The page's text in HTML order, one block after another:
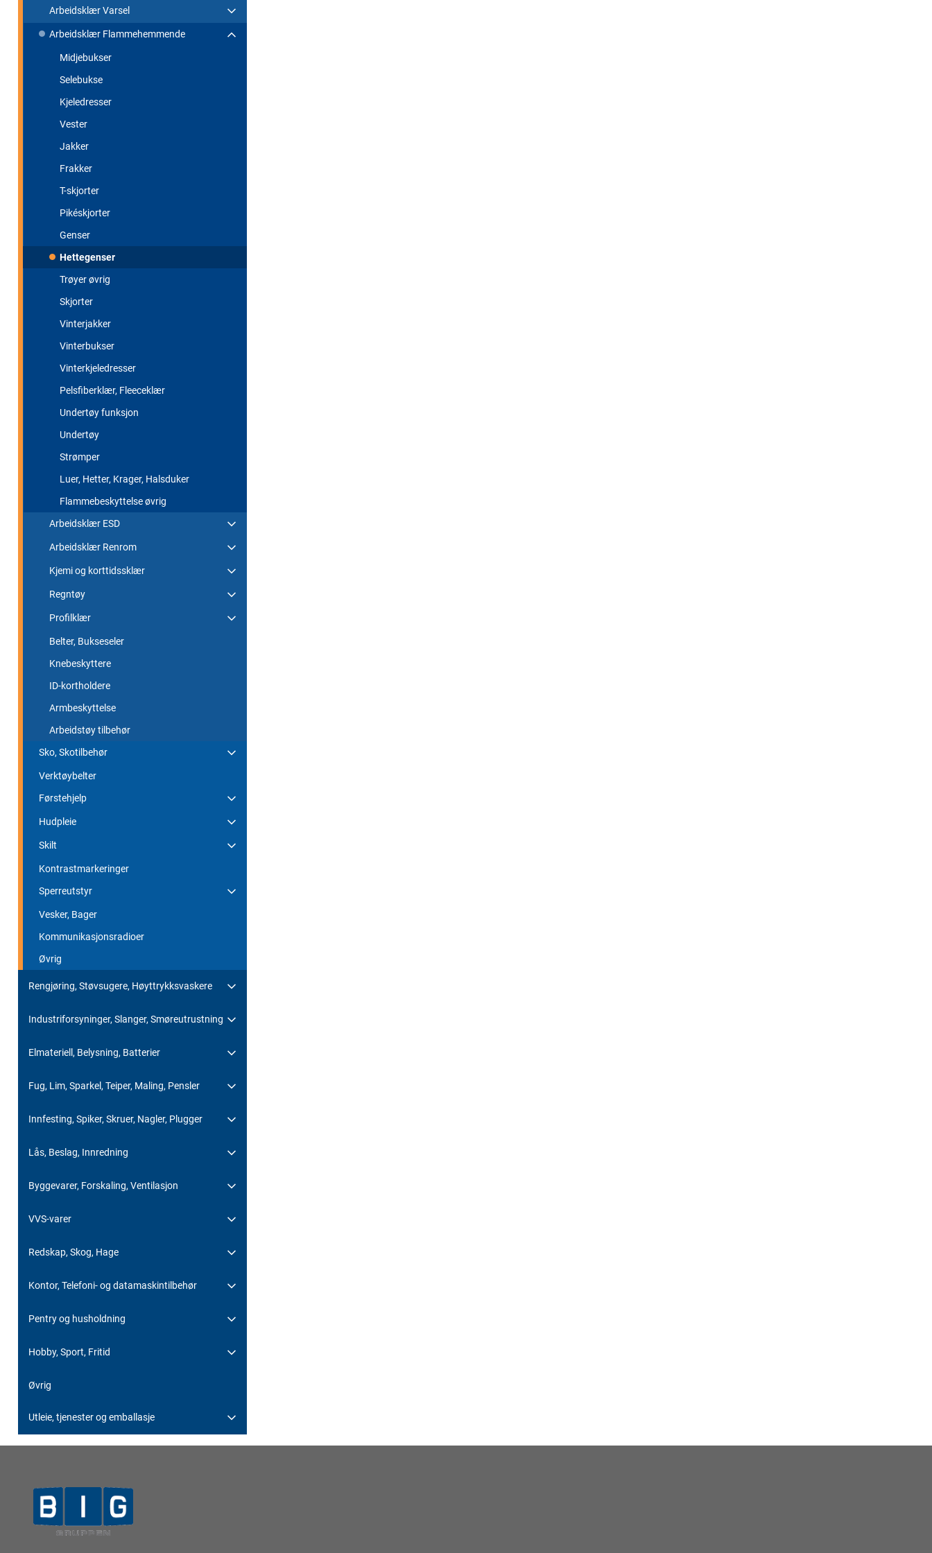
Arbeidsklær Varsel
Arbeidsklær Flammehemmende
Midjebukser
Selebukse
Kjeledresser
Vester
Jakker
Frakker
T-skjorter
Pikéskjorter
Genser
Hettegenser
Trøyer øvrig
Skjorter
Vinterjakker
Vinterbukser
Vinterkjeledresser
Pelsfiberklær, Fleeceklær
Undertøy funksjon
Undertøy
Strømper
Luer, Hetter, Krager, Halsduker
Flammebeskyttelse øvrig
Arbeidsklær ESD
Arbeidsklær Renrom
Kjemi og korttidssklær
Regntøy
Profilklær
Belter, Bukseseler
Knebeskyttere
ID-kortholdere
Armbeskyttelse
Arbeidstøy tilbehør
Sko, Skotilbehør
Verktøybelter
Førstehjelp
Hudpleie
Skilt
Kontrastmarkeringer
Sperreutstyr
Vesker, Bager
Kommunikasjonsradioer
Øvrig
Rengjøring, Støvsugere, Høyttrykksvaskere
Industriforsyninger, Slanger, Smøreutrustning
Elmateriell, Belysning, Batterier
Fug, Lim, Sparkel, Teiper, Maling, Pensler
Innfesting, Spiker, Skruer, Nagler, Plugger
Lås, Beslag, Innredning
Byggevarer, Forskaling, Ventilasjon
VVS-varer
Redskap, Skog, Hage
Kontor, Telefoni- og datamaskintilbehør
Pentry og husholdning
Hobby, Sport, Fritid
Øvrig
Utleie, tjenester og emballasje